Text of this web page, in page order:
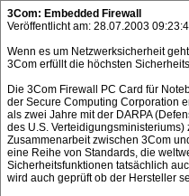
3Com: Embedded Firewall
Veröffentlicht am: 28.07.2003
Wenn es um Netzwerksicherheit
3Com erfüllt die höchsten
Die 3Com Firewall PC Card für
der Secure Computing Corporation
als zwei Jahre mit der DARPA
des U.S.
Zusammenarbeit zwischen 3Com
eine Reihe von Standards, die
Sicherheitsfunktionen tatsächlich
wird auch geprüft ob der Hersteller